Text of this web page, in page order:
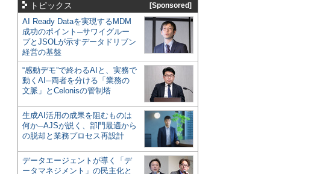
トピックス [Sponsored]
AI Ready Dataを実現するMDM
成功のポイント─サワイグルー
プとJSOLが示すデータドリブン
経営の基盤
“感動デモ”で終わるAIと、実務で
動くAI─両者を分ける「業務の
文脈」とCelonisの管制塔
生成AI活用の成果を阻むものは
何か─AJSが説く、部門最適から
の脱却と業務プロセス再設計
データエージェントが導く「デ
ータマネジメント」の民主化と